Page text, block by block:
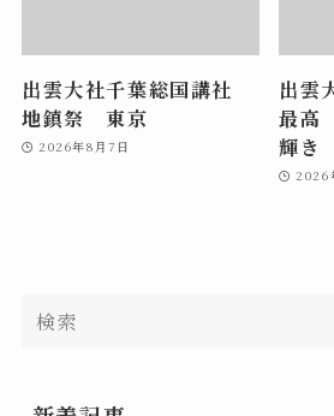
出雲大社千葉総国講社
地鎮祭 東京
2026年8月7日
出雲
最
輝き
2026